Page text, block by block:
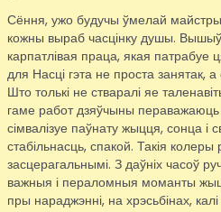
Сёння, ужо будучы ўмелай
кожны выраб часцінку душы.
карпатлівая праца, якая патрабуе
для Насці гэта не проста занятак,
Што толькі не стваралі яе
гаме работ дзяўчыны
сімвалізуе паўнату жыцця, сонца і
стабільнасць, спакой. Такія колеры
засцерагальнымі. З даўніх часоў
важныя і пераломныя моманты
пры нараджэнні, на хрэсьбінах,